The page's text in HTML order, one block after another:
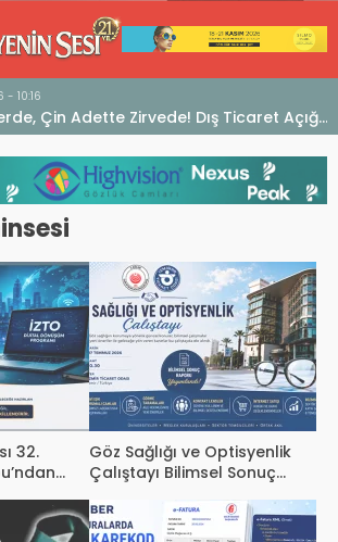
10:16
Çin Adette Zirvede! Dış Ticaret Açığı
32.
Göz Sağlığı ve Optisyenlik
Çalıştayı Bilimsel Sonuç